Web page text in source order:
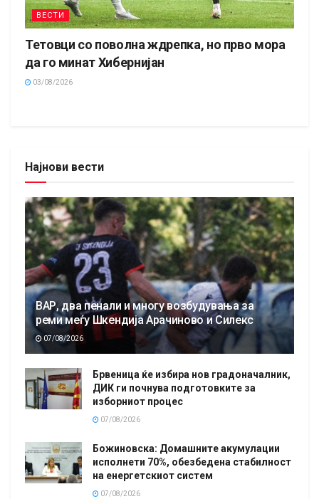
ВЕСТИ
Тетовци со поволна ждрепка, но прво мора
да го минат Хибернијан
03/08/2026
Најнови вести
ВАР, два пенали и многу возбудувања за
реми меѓу Шкендија Арачиново и Силекс
07/08/2026
Брвеница ќе избира нов градоначалник,
ДИК ги почнува подготовките за
изборниот процес
07/08/2026
Божиновска: Домашните акумулации
исполнети 70%, обезбедена стабилност
на енергетскиот систем
07/08/2026